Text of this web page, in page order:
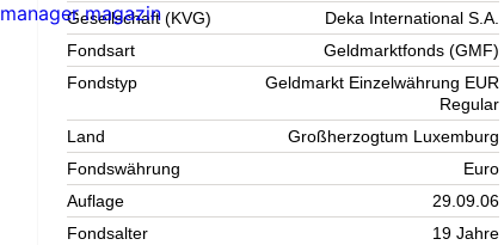
Gesellschaft (KVG)
Deka International S.A.
Fondsart
Geldmarktfonds (GMF)
Fondstyp
Geldmarkt Einzelwährung EUR
Regular
Land
Großherzogtum Luxemburg
Fondswährung
Euro
Auflage
29.09.06
Fondsalter
19 Jahre
manager magazin